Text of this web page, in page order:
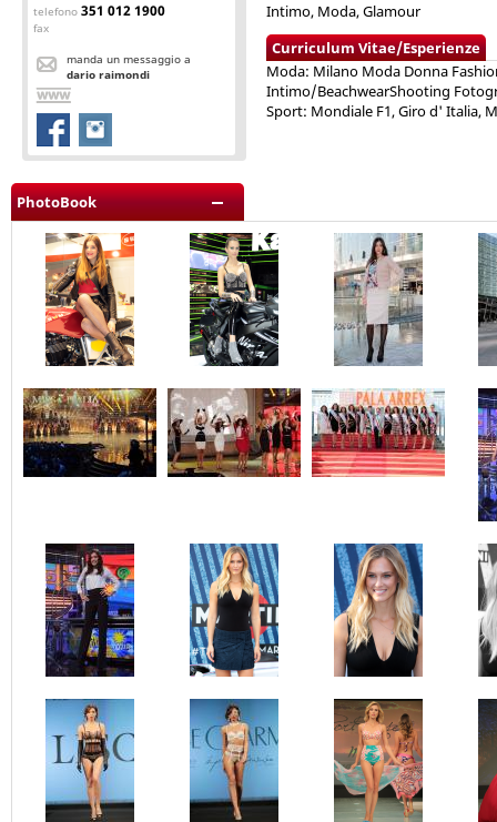
telefono 351 012 1900
fax
manda un messaggio a
dario raimondi
Intimo, Moda, Glamour
Curriculum Vitae/Esperienze
Moda: Milano Moda Donna
Intimo/BeachwearShooting
Sport: Mondiale F1, Giro d' Italia,
PhotoBook